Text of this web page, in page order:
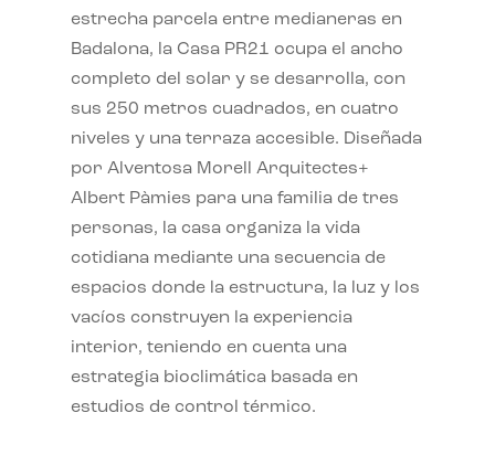
estrecha parcela entre medianeras en
Badalona, la Casa PR21 ocupa el ancho
completo del solar y se desarrolla, con
sus 250 metros cuadrados, en cuatro
niveles y una terraza accesible. Diseñada
por Alventosa Morell Arquitectes+
Albert Pàmies para una familia de tres
personas, la casa organiza la vida
cotidiana mediante una secuencia de
espacios donde la estructura, la luz y los
vacíos construyen la experiencia
interior, teniendo en cuenta una
estrategia bioclimática basada en
estudios de control térmico.